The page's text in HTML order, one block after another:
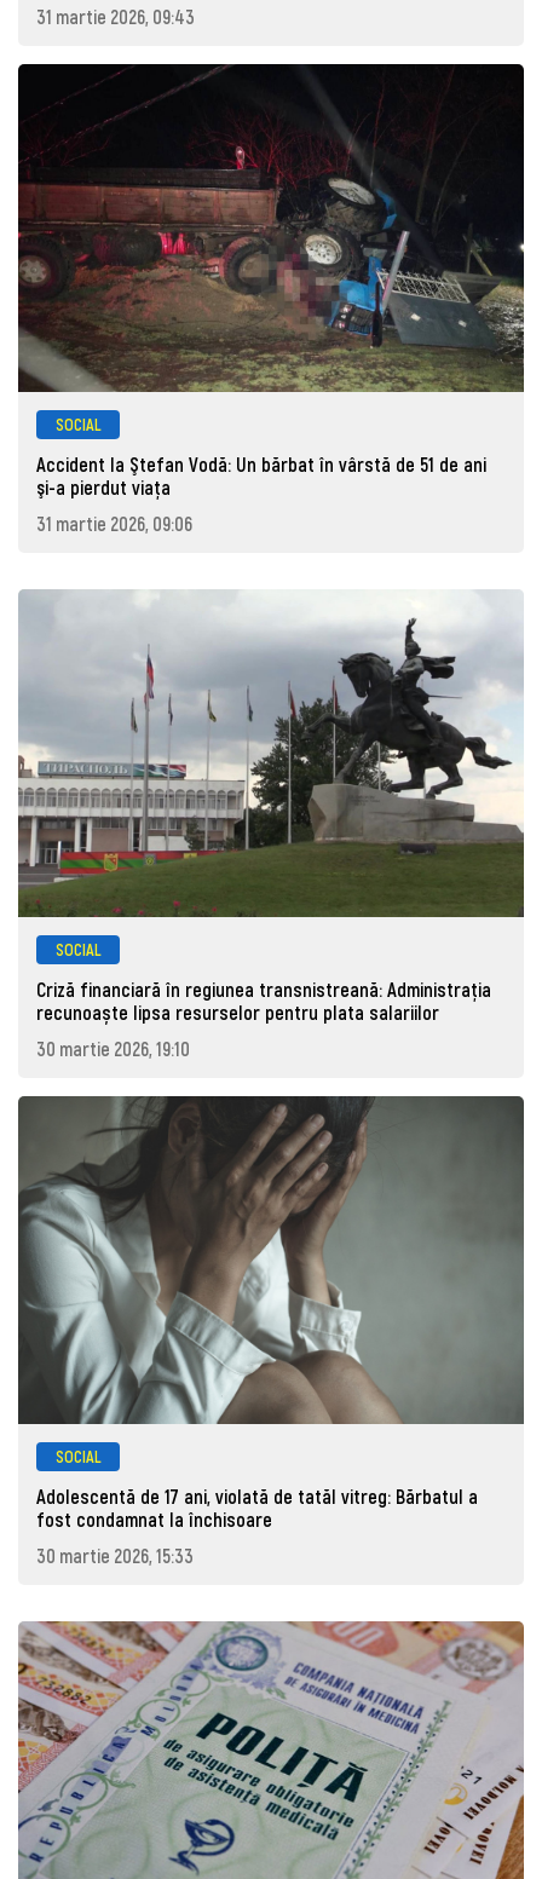
31 martie 2026, 09:43
SOCIAL
Accident la Ştefan Vodă: Un bărbat în vârstă de 51 de ani
şi-a pierdut viaţa
31 martie 2026, 09:06
SOCIAL
Criză financiară în regiunea transnistreană: Administrația
recunoaște lipsa resurselor pentru plata salariilor
30 martie 2026, 19:10
SOCIAL
Adolescentă de 17 ani, violată de tatăl vitreg: Bărbatul a
fost condamnat la închisoare
30 martie 2026, 15:33